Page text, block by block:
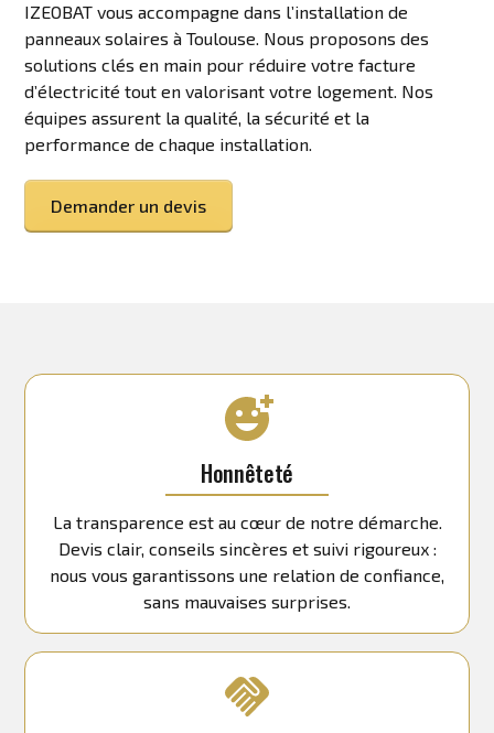
IZEOBAT vous accompagne dans l’installation de
panneaux solaires à Toulouse. Nous proposons des
solutions clés en main pour réduire votre facture
d’électricité tout en valorisant votre logement. Nos
équipes assurent la qualité, la sécurité et la
performance de chaque installation.
Demander un devis
Honnêteté
La transparence est au cœur de notre démarche.
Devis clair, conseils sincères et suivi rigoureux :
nous vous garantissons une relation de confiance,
sans mauvaises surprises.